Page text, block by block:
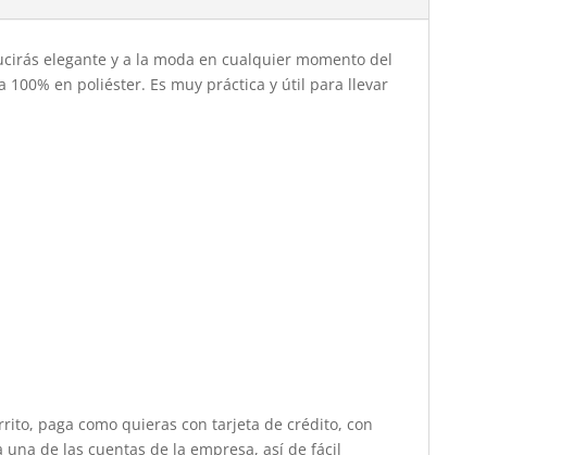
elegante y a la moda en cualquier momento del
en poliéster. Es muy práctica y útil para llevar
paga como quieras con tarjeta de crédito, con
de las cuentas de la empresa, así de fácil